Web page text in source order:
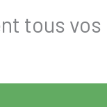
tous vos